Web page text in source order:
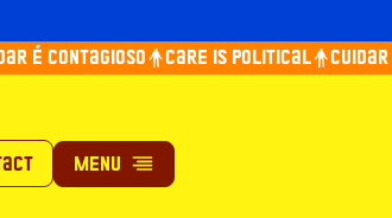
é contagioso Care is political Cuidar